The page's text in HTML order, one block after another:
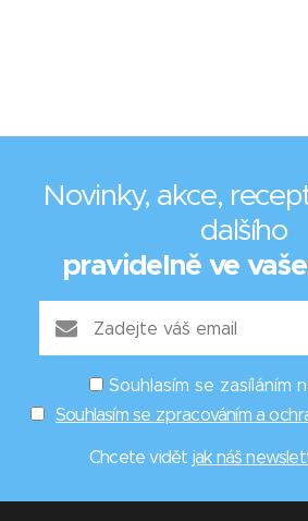
Novinky, akce,
dalšího
pravidelně ve
Souhlasím se zasíláním
Souhlasím se zpracováním a
Chcete vidět jak náš